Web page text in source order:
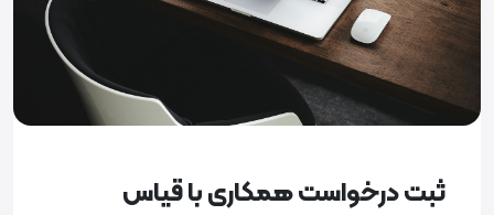
ثبت درخواست همکاری با قیاس